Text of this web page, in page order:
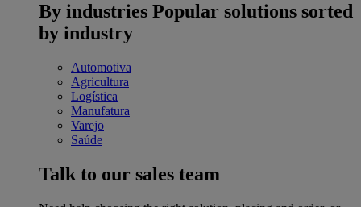
By industries Popular solutions sorted
by industry
Automotiva
Agricultura
Logística
Manufatura
Varejo
Saúde
Talk to our sales team